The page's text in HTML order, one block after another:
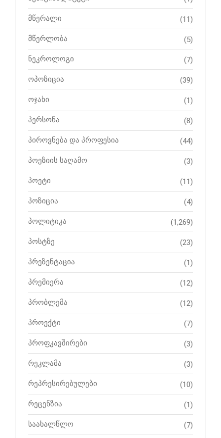
მწერალი (11)
მწერლობა (5)
ნეკროლოგი (7)
ოპოზიცია (39)
ოჯახი (1)
პერსონა (8)
პიროვნება და პროფესია (44)
პოეზიის საღამო (3)
პოეტი (11)
პოზიცია (4)
პოლიტიკა (1,269)
პოსტზე (23)
პრეზენტაცია (1)
პრემიერა (12)
პრობლემა (12)
პროექტი (7)
პროფკავშირები (3)
რეკლამა (3)
რეპრესირებულები (10)
რეცენზია (1)
საახალწლო (7)